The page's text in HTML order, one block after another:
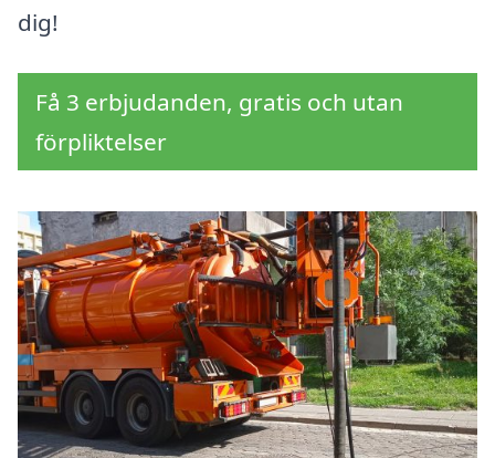
dig!
Få 3 erbjudanden, gratis och utan
förpliktelser